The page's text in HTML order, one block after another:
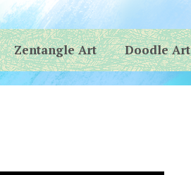
Zentangle Art Doodle Art